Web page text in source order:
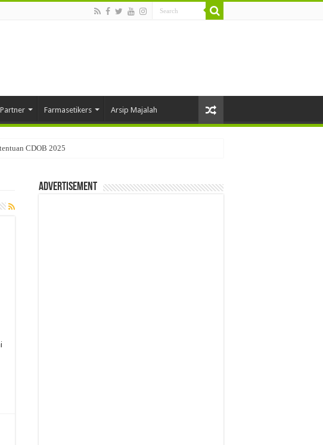
Partner Farmasetikers Arsip Majalah
CDOB 2025
Advertisement